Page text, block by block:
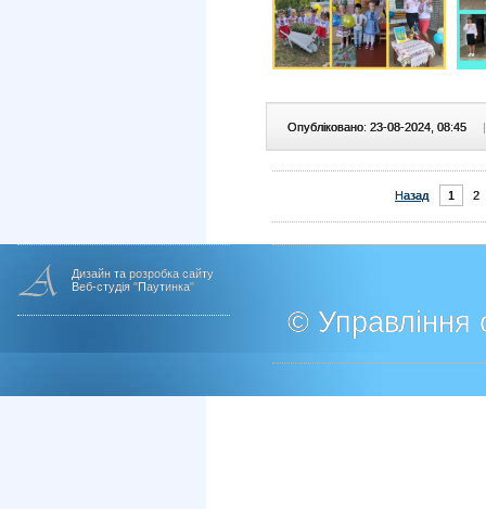
Опубліковано: 23-08-2024, 08:45 |
Назад 1 2
Дизайн та розробка сайту
Веб-студія "Паутинка"
© Управління